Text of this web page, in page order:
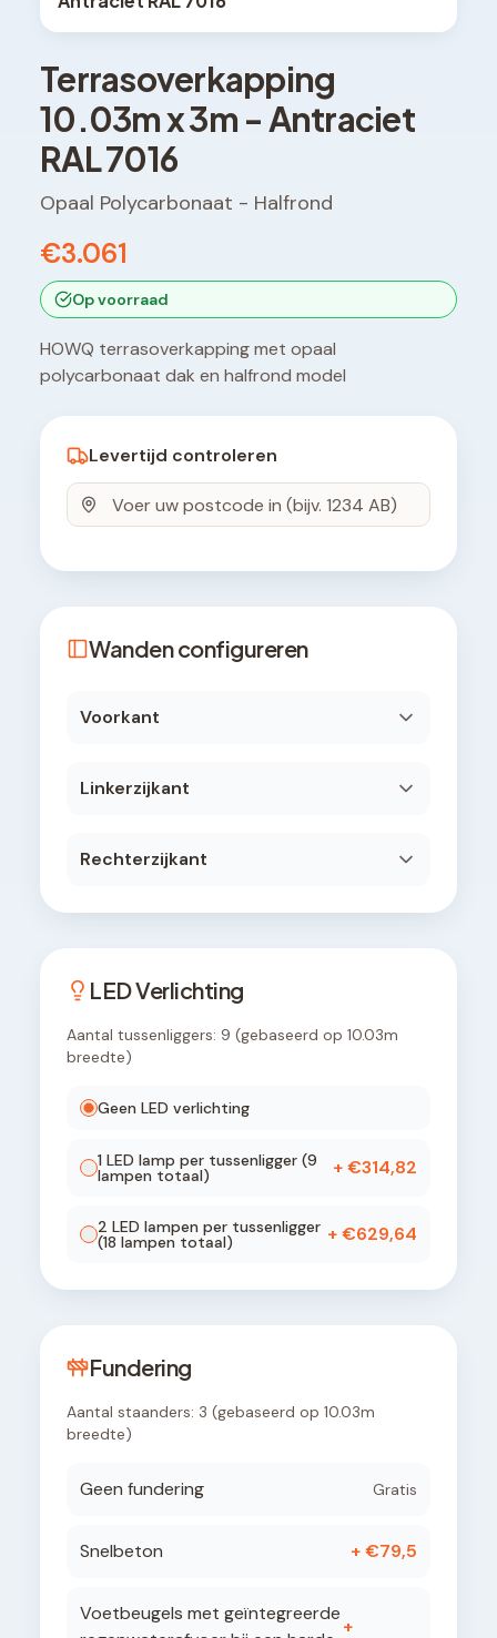
Terrasoverkapping
10.03m x3m -Antraciet
RAL 7016
Opaal Polycarbonaat - Halfrond
€3.061
Op voorraad
HOWQ terrasoverkapping met opaal
polycarbonaat dak en halfrond model
Levertijd controleren
Wanden configureren
Voorkant
Linkerzijkant
Rechterzijkant
LED Verlichting
Aantal tussenliggers: 9 (gebaseerd op 10.03m
breedte)
Geen LED verlichting
1 LED lamp per tussenligger (9
lampen totaal) + €314,82
2 LED lampen per tussenligger
(18 lampen totaal) + €629,64
Fundering
Aantal staanders: 3 (gebaseerd op 10.03m
breedte)
Geen fundering Gratis
Snelbeton + €79,5
Voetbeugels met geïntegreerde
+